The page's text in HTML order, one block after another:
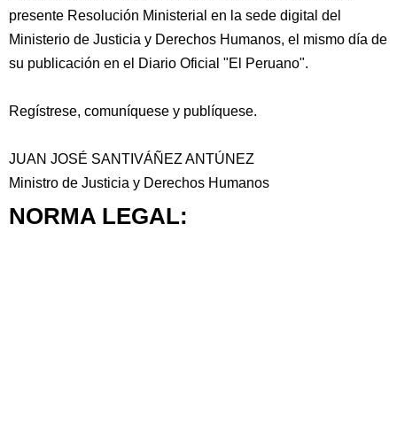
presente Resolución Ministerial en la sede digital del
Ministerio de Justicia y Derechos Humanos, el mismo día de
su publicación en el Diario Oficial "El Peruano".
Regístrese, comuníquese y publíquese.
JUAN JOSÉ SANTIVÁÑEZ ANTÚNEZ
Ministro de Justicia y Derechos Humanos
NORMA LEGAL: